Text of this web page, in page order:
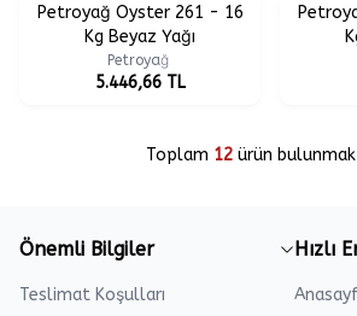
Petroyağ Oyster 261 - 16
Kg Beyaz Yağı
Petroyağ
5.446,66TL
Toplam 12ürün
Önemli Bilgiler
Teslimat Koşulları
Hızlı